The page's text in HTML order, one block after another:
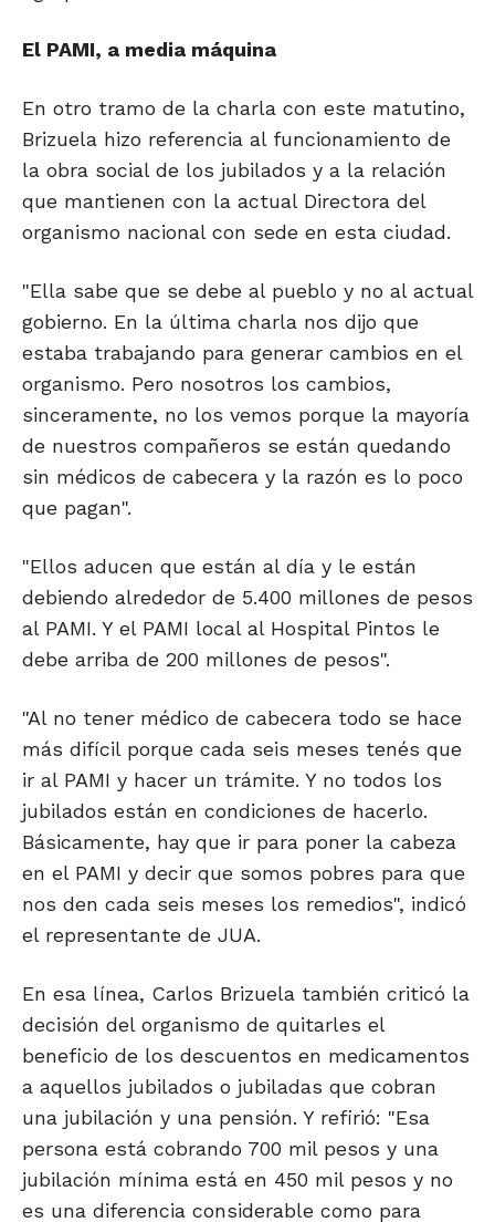
El PAMI, a media máquina
En otro tramo de la charla con este matutino,
Brizuela hizo referencia al funcionamiento de
la obra social de los jubilados y a la relación
que mantienen con la actual Directora del
organismo nacional con sede en esta ciudad.
"Ella sabe que se debe al pueblo y no al actual
gobierno. En la última charla nos dijo que
estaba trabajando para generar cambios en el
organismo. Pero nosotros los cambios,
sinceramente, no los vemos porque la mayoría
de nuestros compañeros se están quedando
sin médicos de cabecera y la razón es lo poco
que pagan".
"Ellos aducen que están al día y le están
debiendo alrededor de 5.400 millones de pesos
al PAMI. Y el PAMI local al Hospital Pintos le
debe arriba de 200 millones de pesos".
"Al no tener médico de cabecera todo se hace
más difícil porque cada seis meses tenés que
ir al PAMI y hacer un trámite. Y no todos los
jubilados están en condiciones de hacerlo.
Básicamente, hay que ir para poner la cabeza
en el PAMI y decir que somos pobres para que
nos den cada seis meses los remedios", indicó
el representante de JUA.
En esa línea, Carlos Brizuela también criticó la
decisión del organismo de quitarles el
beneficio de los descuentos en medicamentos
a aquellos jubilados o jubiladas que cobran
una jubilación y una pensión. Y refirió: "Esa
persona está cobrando 700 mil pesos y una
jubilación mínima está en 450 mil pesos y no
es una diferencia considerable como para